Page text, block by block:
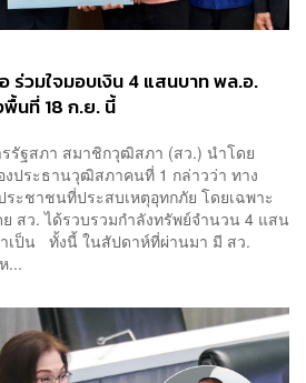
ร่วมใจมอบเงิน 4 แสนบาท พล.อ.
นที่ 18 ก.ย. นี้
รัฐสภา สมาชิกวุฒิสภา (สว.) นำโดย
งประธานวุฒิสภาคนที่ 1 กล่าวว่า ทาง
ะชาชนที่ประสบเหตุอุทกภัย โดยเฉพาะ
สว. ได้รวบรวมกำลังทรัพย์จำนวน 4 แสน
เป็น ทั้งนี้ ในสัปดาห์ที่ผ่านมา มี สว.
...